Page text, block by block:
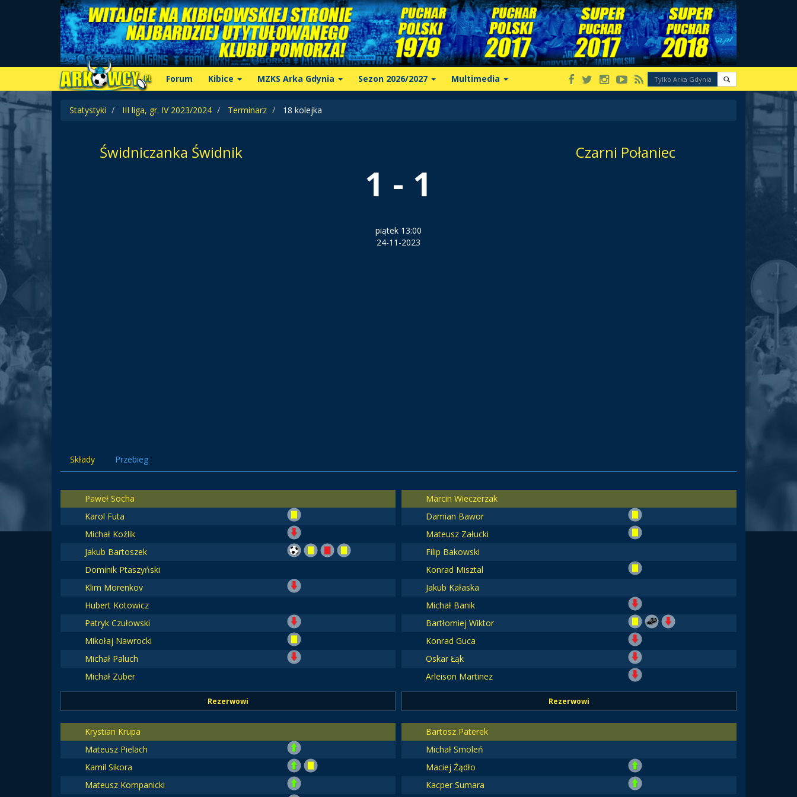
Forum Kibice MZKS Arka Gdynia Sezon 2026/2027 Multimedia
Statystyki III liga, gr. IV 2023/2024 Terminarz 18 kolejka
Świdniczanka Świdnik
1 - 1
piątek 13:00
24-11-2023
Czarni Połaniec
Składy Przebieg
Paweł Socha
Karol Futa
Michał Koźlik
Jakub Bartoszek
Dominik Ptaszyński
Klim Morenkov
Hubert Kotowicz
Patryk Czułowski
Mikołaj Nawrocki
Michał Paluch
Michał Zuber
Rezerwowi
Krystian Krupa
Mateusz Pielach
Kamil Sikora
Mateusz Kompanicki
Marcin Wieczerzak
Damian Bawor
Mateusz Załucki
Filip Bakowski
Konrad Misztal
Jakub Kałaska
Michał Banik
Bartłomiej Wiktor
Konrad Guca
Oskar Łąk
Arleison Martinez
Rezerwowi
Bartosz Paterek
Michał Smoleń
Maciej Żądło
Kacper Sumara